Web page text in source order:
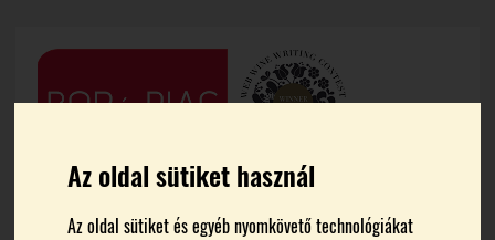
Az oldal sütiket használ
Az oldal sütiket és egyéb nyomkövető technológiákat